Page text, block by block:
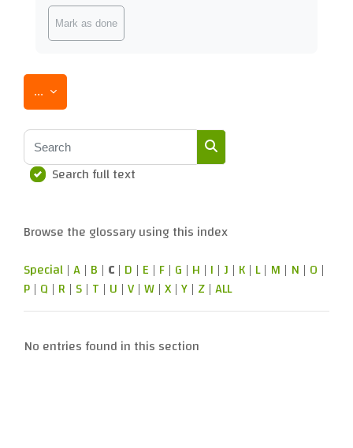
Mark as done
... Export entries
Search
Search
Search full text
Browse the glossary using this index
Special | A | B | C | D | E | F | G | H | I | J | K | L| M | N | O |
P | Q | R | S | T | U | V | W | X | Y | Z | ALL
No entries found in this section